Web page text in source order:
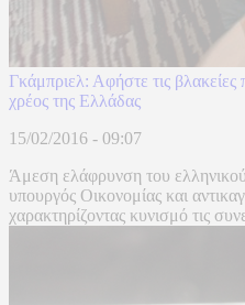
Γκάμπριελ: Αφήστε τις βλακείες
χρέος της Ελλάδας
15/02/2016 - 09:07
Άμεση ελάφρυνση του
υπουργός Οικονομίας και
χαρακτηρίζοντας κυνισμό τις